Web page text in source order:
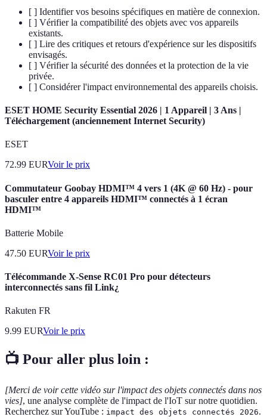
[ ] Identifier vos besoins spécifiques en matière de connexion.
[ ] Vérifier la compatibilité des objets avec vos appareils
existants.
[ ] Lire des critiques et retours d'expérience sur les dispositifs
envisagés.
[ ] Vérifier la sécurité des données et la protection de la vie
privée.
[ ] Considérer l'impact environnemental des appareils choisis.
ESET HOME Security Essential 2026 | 1 Appareil | 3 Ans |
Téléchargement (anciennement Internet Security)
ESET
72.99 EURVoir le prix
Commutateur Goobay HDMI™ 4 vers 1 (4K @ 60 Hz) - pour
basculer entre 4 appareils HDMI™ connectés à 1 écran
HDMI™
Batterie Mobile
47.50 EURVoir le prix
Télécommande X-Sense RC01 Pro pour détecteurs
interconnectés sans fil Link¿
Rakuten FR
9.99 EURVoir le prix
📺 Pour aller plus loin :
[Merci de voir cette vidéo sur l'impact des objets connectés dans nos
vies], une analyse complète de l'impact de l'IoT sur notre quotidien.
Recherchez sur YouTube : impact des objets connectés 2026.